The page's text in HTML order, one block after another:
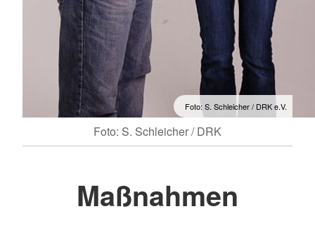
Foto: S. Schleicher / DRK e.V.
Foto: S. Schleicher / DRK
Maßnahmen